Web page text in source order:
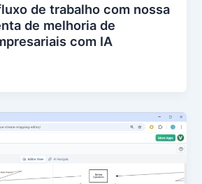
de trabalho com nossa
de melhoria de
com IA